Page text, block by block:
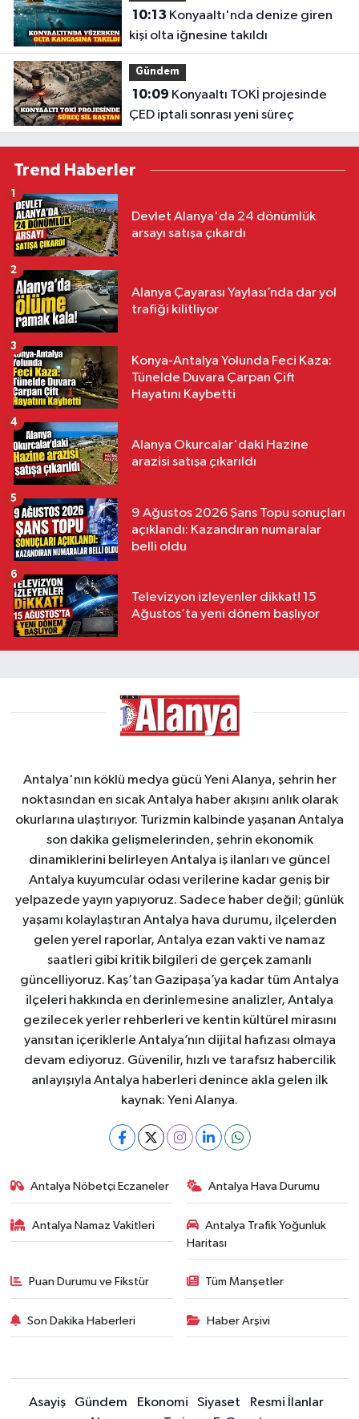
10:13
kişi olta iğnesine takıldı
Gündem
10:09
ÇED iptali sonrası yeni süreç
Trend Haberler
Devlet Alanya'da 24 dönümlük
arsayı satışa çıkardı
1
Alanya Çayarası Yaylası’nda dar yol
trafiği kilitliyor
2
Konya-Antalya Yolunda Feci Kaza:
Tünelde Duvara Çarpan Çift
Hayatını Kaybetti
3
Alanya Okurcalar'daki Hazine
arazisi satışa çıkarıldı
4
9 Ağustos 2026 Şans Topu sonuçları
açıklandı: Kazandıran numaralar
belli oldu
5
Televizyon izleyenler dikkat! 15
Ağustos’ta yeni dönem başlıyor
6
Antalya'nın köklü medya gücü Yeni Alanya, şehrin her
noktasından en sıcak Antalya haber akışını anlık olarak
okurlarına ulaştırıyor. Turizmin kalbinde yaşanan Antalya
son dakika gelişmelerinden, şehrin ekonomik
dinamiklerini belirleyen Antalya iş ilanları ve güncel
Antalya kuyumcular odası verilerine kadar geniş bir
yelpazede yayın yapıyoruz. Sadece haber değil; günlük
yaşamı kolaylaştıran Antalya hava durumu, ilçelerden
gelen yerel raporlar, Antalya ezan vakti ve namaz
saatleri gibi kritik bilgileri de gerçek zamanlı
güncelliyoruz. Kaş’tan Gazipaşa’ya kadar tüm Antalya
ilçeleri hakkında en derinlemesine analizler, Antalya
gezilecek yerler rehberleri ve kentin kültürel mirasını
yansıtan içeriklerle Antalya’nın dijital hafızası olmaya
devam ediyoruz. Güvenilir, hızlı ve tarafsız habercilik
anlayışıyla Antalya haberleri denince akla gelen ilk
kaynak: Yeni Alanya.
Antalya Nöbetçi Eczaneler Antalya Hava Durumu
Antalya Namaz Vakitleri
Antalya Trafik Yoğunluk
Haritası
Puan Durumu ve Fikstür Tüm Manşetler
Son Dakika Haberleri Haber Arşivi
Asayiş Gündem Ekonomi Siyaset
Resmi İlanlar